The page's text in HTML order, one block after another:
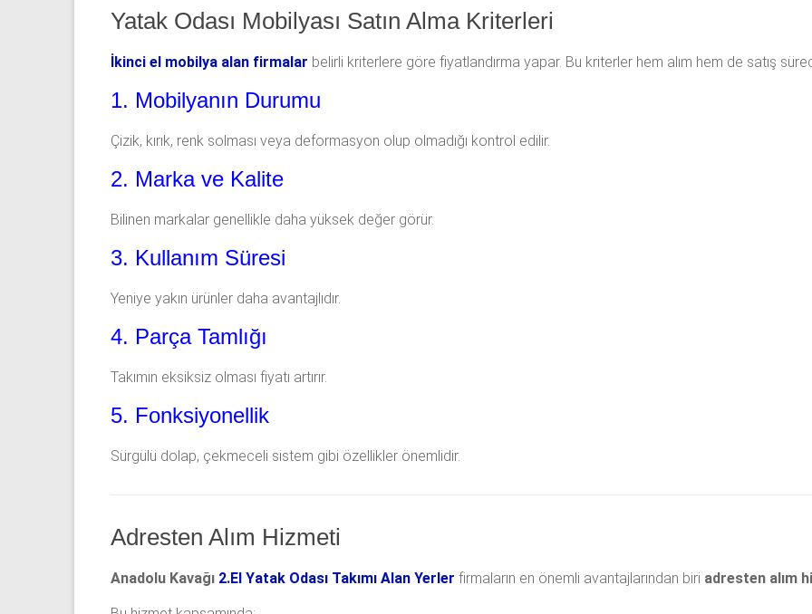
Yatak Odası Mobilyası Satın Alma Kriterleri
İkinci el mobilya alan firmalar belirli kriterlere göre fiyatlandırma yapar. Bu kriterler hem alım hem de satış
1. Mobilyanın Durumu
Çizik, kırık, renk solması veya deformasyon olup olmadığı kontrol edilir.
2. Marka ve Kalite
Bilinen markalar genellikle daha yüksek değer görür.
3. Kullanım Süresi
Yeniye yakın ürünler daha avantajlıdır.
4. Parça Tamlığı
Takımın eksiksiz olması fiyatı artırır.
5. Fonksiyonellik
Sürgülü dolap, çekmeceli sistem gibi özellikler önemlidir.
Adresten Alım Hizmeti
Anadolu Kavağı 2.El Yatak Odası Takımı Alan Yerler firmaların en önemli avantajlarından biri adresten alım